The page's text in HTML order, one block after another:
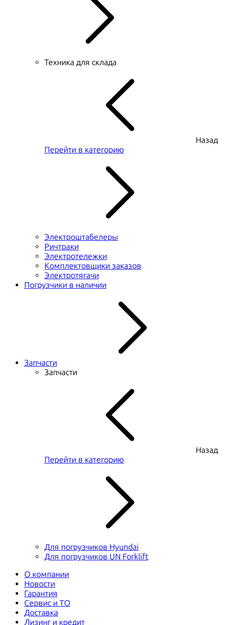
Техника для склада
Назад
Перейти в категорию
Электроштабелеры
Ричтраки
Электротележки
Комплектовщики заказов
Электротягачи
Погрузчики в наличии
Запчасти
Запчасти
Назад
Перейти в категорию
Для погрузчиков Hyundai
Для погрузчиков UN Forklift
О компании
Новости
Гарантия
Сервис и ТО
Доставка
Лизинг и кредит